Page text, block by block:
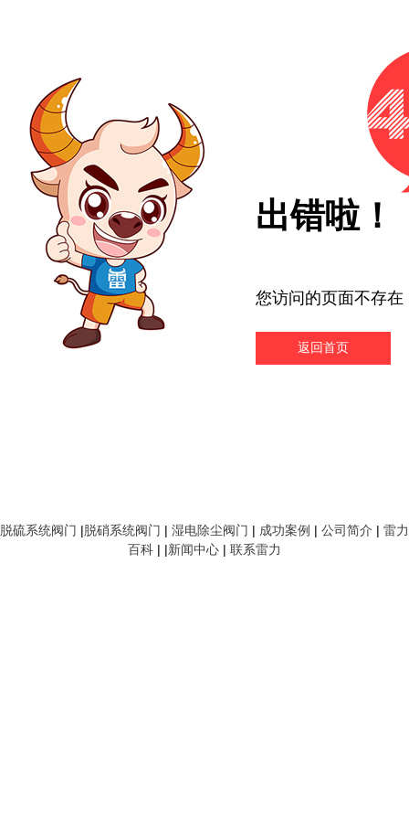
出错啦！
您访问的页面不存在
返回首页
脱硫系统阀门 |脱硝系统阀门 | 湿电除尘阀门 | 成功案例 | 公司简介 | 雷力
百科 | |新闻中心 | 联系雷力